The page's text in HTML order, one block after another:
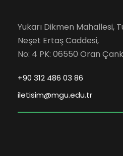
Yukarı Dikmen Mahallesi,
Neşet Ertaş Caddesi,
No: 4 PK: 06550 Oran
+90 312 486 03 86
iletisim@mgu.edu.tr